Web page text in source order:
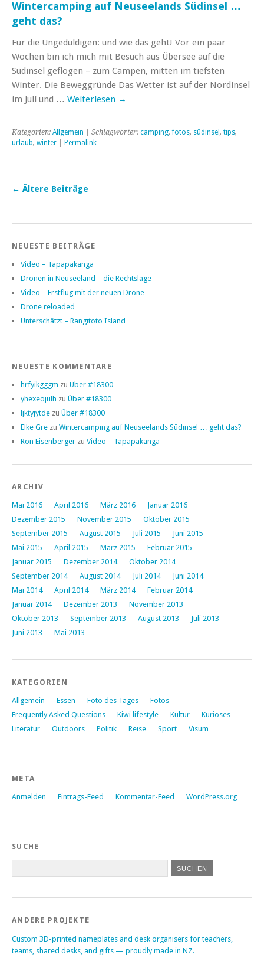
Wintercamping auf Neuseelands Südinsel …
geht das?
Für die Ungeduldigen: und wie das geht! Vor ein paar
Wochen bin ich mich mit Besuch aus Übersee auf die
Südinsel geflogen – zum Campen, mitten im tiefsten
Winter. Die Beweggründe Das Wetter ist auf der Nordinsel
im Juli und … Weiterlesen →
Kategorien: Allgemein | Schlagwörter: camping,fotos, südinsel , tips,
urlaub, winter Permalink
← Ältere Beiträge
NEUESTE BEITRÄGE
Video – Tapapakanga
Dronen in Neuseeland – die Rechtslage
Video – Erstflug mit der neuen Drone
Drone reloaded
Unterschätzt – Rangitoto Island
NEUESTE KOMMENTARE
hrfyikgggm zu Über #18300
yhexeojulh zu Über #18300
ljktyjytde zu Über #18300
Elke Gre zu Wintercamping auf Neuseelands Südinsel … geht das?
Ron Eisenberger zu Video – Tapapakanga
ARCHIV
Mai 2016 April 2016 März 2016
Januar 2016
Dezember 2015
November 2015
Oktober 2015
September 2015
August 2015 Juli 2015
Juni 2015
Mai 2015
April 2015 März 2015
Februar 2015
Januar 2015
Dezember 2014
Oktober 2014
September 2014
August 2014 Juli 2014
Juni 2014
Mai 2014
April 2014 März 2014
Februar 2014
Januar 2014
Dezember 2013
November 2013
Oktober 2013
September 2013 August 2013
Juli 2013
Juni 2013
Mai 2013
KATEGORIEN
Allgemein Essen Foto des Tages
Fotos
Frequently Asked Questions
Kiwi lifestyle Kultur
Kurioses
Literatur
Outdoors Politik Reise Sport Visum
META
Anmelden Eintrags-Feed Kommentar-Feed WordPress.org
SUCHE
ANDERE PROJEKTE
Custom 3D-printed nameplates and desk organisers for teachers,
teams, shared desks, and gifts — proudly made in NZ.